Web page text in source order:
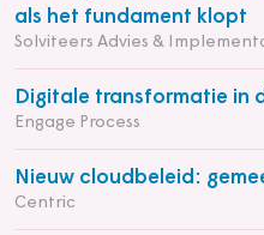
als het fundament klopt
Solviteers Advies &
Digitale transformatie in
Engage Process
Nieuw cloudbeleid:
Centric